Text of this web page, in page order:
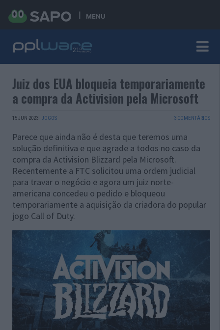
MENU
Juiz dos EUA bloqueia temporariamente
a compra da Activision pela Microsoft
15 JUN 2023 · JOGOS 3 COMENTÁRIOS
Parece que ainda não é desta que teremos uma
solução definitiva e que agrade a todos no caso da
compra da Activision Blizzard pela Microsoft.
Recentemente a FTC solicitou uma ordem judicial
para travar o negócio e agora um juiz norte-
americana concedeu o pedido e bloqueou
temporariamente a aquisição da criadora do popular
jogo Call of Duty.